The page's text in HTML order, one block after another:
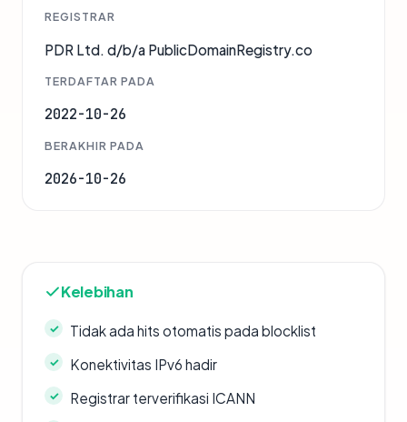
REGISTRAR
PDR Ltd. d/b/a PublicDomainRegistry.co
TERDAFTAR PADA
2022-10-26
BERAKHIR PADA
2026-10-26
Kelebihan
Tidak ada hits otomatis pada blocklist
Konektivitas IPv6 hadir
Registrar terverifikasi ICANN